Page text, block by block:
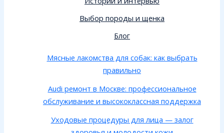
Выбор породы и щенка
Блог
Мясные лакомства для собак: как выбрать
правильно
Audi ремонт в Москве: профессиональное
обслуживание и высококлассная поддержка
Уходовые процедуры для лица — залог